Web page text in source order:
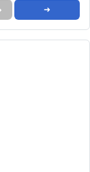
➜